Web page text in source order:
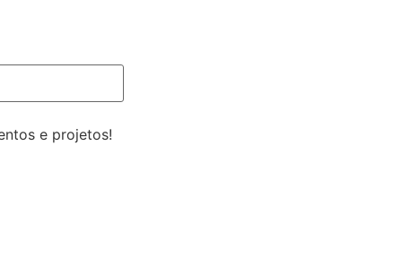
e projetos!